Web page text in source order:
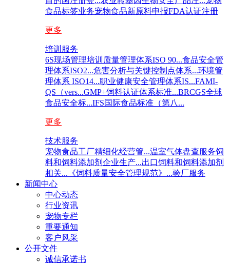
食品标签业务宠物食品新原料申报FDA认证注册
更多
培训服务
6S现场管理培训 质量管理体系ISO 90...食品安全管
理体系ISO2...危害分析与关键控制点体系...环境管
理体系 ISO14...职业健康安全管理体系IS...FAMI-
QS（vers...GMP+饲料认证体系标准...BRCGS全球
食品安全标...IFS国际食品标准（第八...
更多
技术服务
宠物食品工厂精细化经营管...温室气体盘查服务饲
料和饲料添加剂企业生产...出口饲料和饲料添加剂
相关... 《饲料质量安全管理规范》...验厂服务
新闻中心
中心动态
行业资讯
宠物专栏
重要通知
客户风采
公开文件
诚信承诺书